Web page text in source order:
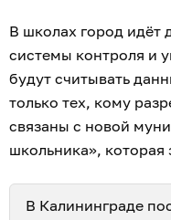
В школах город идёт
системы контроля и
будут считывать
только тех, кому
связаны с новой
школьника», которая
В Калининграде